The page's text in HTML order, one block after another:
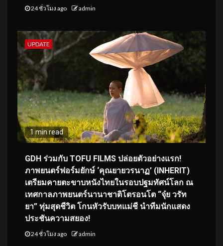
24 ชั่วโมง ago admin
UPDATE
1 min read
GDH ร่วมกับ TOFU FILMS ปล่อยตัวอย่างแรก!
ภาพยนตร์ฟอร์มยักษ์ ‘คุณยายวรนาฏ’ (INHERIT)
เตรียมคายตะขาบหนังไทยในรอบปฐมทัศน์โลก ณ
เทศกาลภาพยนตร์นานาชาติโตรอนโต “จุ๋ย วรัท
ยา” ทุ่มสุดชีวิต โกนหัวรับบทแม่ชี นำทีมนักแสดง
ประชันความสยอง!
24 ชั่วโมง ago admin